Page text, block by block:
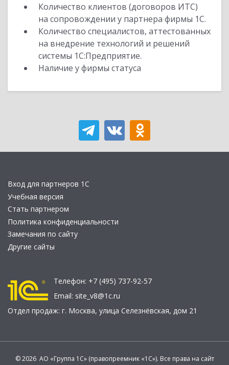
Количество клиентов (договоров ИТС)
на сопровождении у партнера фирмы 1С.
Количество специалистов, аттестованных
на внедрение технологий и решений
системы 1С:Предприятие.
Наличие у фирмы статуса
Вход для партнеров 1С
Учебная версия
Стать партнером
Политика конфиденциальности
Замечания по сайту
Другие сайты
Телефон: +7 (495) 737-92-57
Email: site_v8@1c.ru
Отдел продаж: г. Москва, улица Селезнёвская, дом 21
© 2026 АО «Группа 1С» (правопреемник «1С»). Все права на сайт